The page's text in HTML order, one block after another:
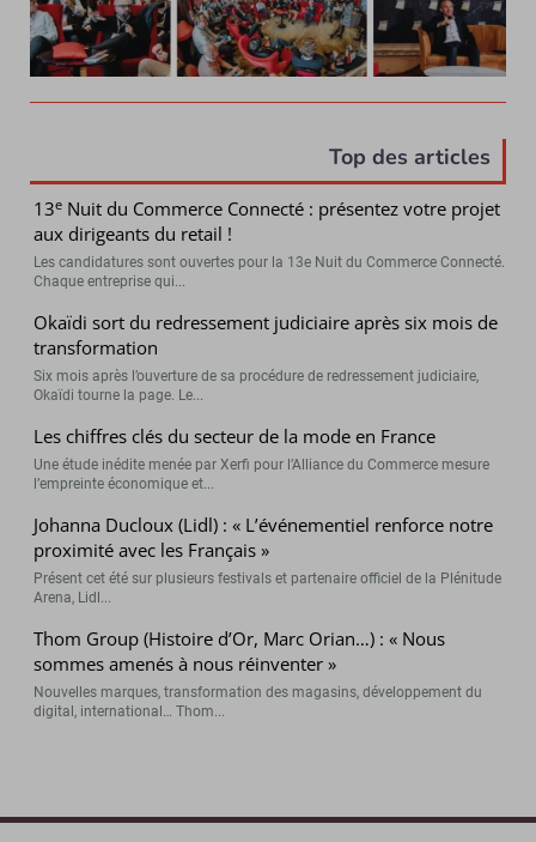
Top des articles
13e Nuit du Commerce Connecté : présentez votre projet
aux dirigeants du retail !
Les candidatures sont ouvertes pour la 13e Nuit du Commerce Connecté.
Chaque entreprise qui...
Okaïdi sort du redressement judiciaire après six mois de
transformation
Six mois après l’ouverture de sa procédure de redressement judiciaire,
Okaïdi tourne la page. Le...
Les chiffres clés du secteur de la mode en France
Une étude inédite menée par Xerfi pour l’Alliance du Commerce mesure
l’empreinte économique et...
Johanna Ducloux (Lidl) : « L’événementiel renforce notre
proximité avec les Français »
Présent cet été sur plusieurs festivals et partenaire officiel de la Plénitude
Arena, Lidl...
Thom Group (Histoire d’Or, Marc Orian…) : « Nous
sommes amenés à nous réinventer »
Nouvelles marques, transformation des magasins, développement du
digital, international… Thom...